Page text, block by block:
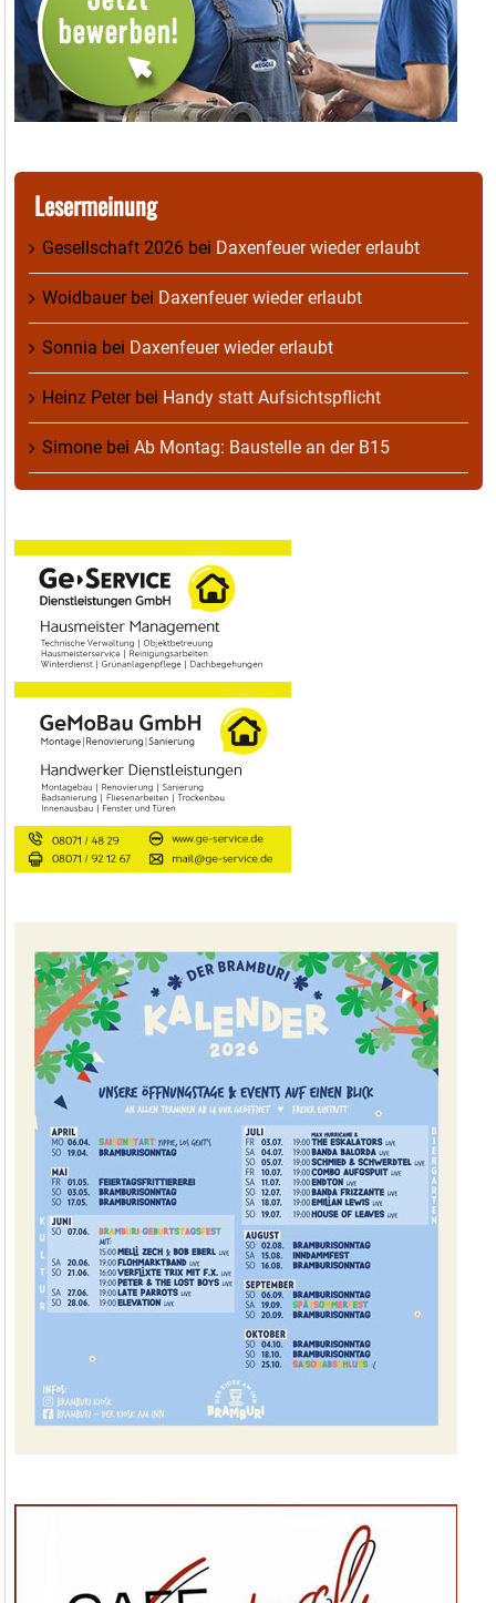
Lesermeinung
Gesellschaft 2026 bei Daxenfeuer wieder erlaubt
Woidbauerbei Daxenfeuer wieder erlaubt
Sonnia bei Daxenfeuer wieder erlaubt
Heinz Peterbei Handy statt Aufsichtspflicht
Simone bei Ab Montag: Baustelle an der B15